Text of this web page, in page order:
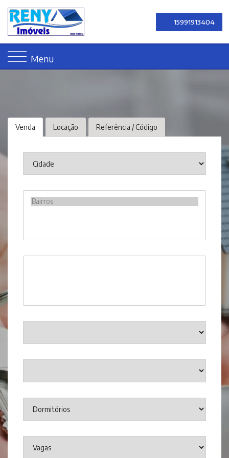
15991913404
Menu
Venda Locação Referência / Código